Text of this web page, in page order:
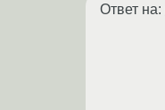
Ответ на: